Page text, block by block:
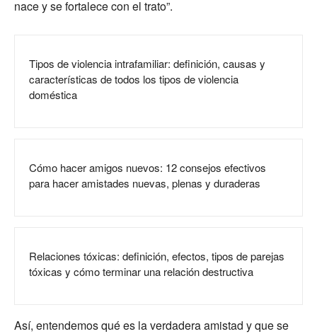
nace y se fortalece con el trato”.
Tipos de violencia intrafamiliar: definición, causas y
características de todos los tipos de violencia
doméstica
Cómo hacer amigos nuevos: 12 consejos efectivos
para hacer amistades nuevas, plenas y duraderas
Relaciones tóxicas: definición, efectos, tipos de parejas
tóxicas y cómo terminar una relación destructiva
Así, entendemos qué es la verdadera amistad y que se